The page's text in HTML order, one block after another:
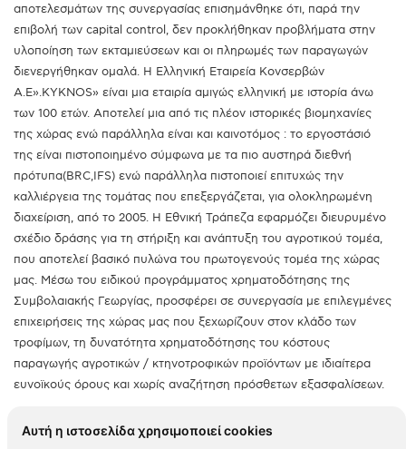
Αυτή η ιστοσελίδα χρησιμοποιεί cookies
αποτελεσμάτων της συνεργασίας επισημάνθηκε ότι, παρά την
επιβολή των capital control, δεν προκλήθηκαν προβλήματα στην
υλοποίηση των εκταμιεύσεων και οι πληρωμές των παραγωγών
διενεργήθηκαν ομαλά. Η Ελληνική Εταιρεία Κονσερβών
Α.Ε».KYKNOS» είναι μια εταιρία αμιγώς ελληνική με ιστορία άνω
των 100 ετών. Αποτελεί μια από τις πλέον ιστορικές βιομηχανίες
της χώρας ενώ παράλληλα είναι και καινοτόμος : το εργοστάσιό
της είναι πιστοποιημένο σύμφωνα με τα πιο αυστηρά διεθνή
πρότυπα(ΒRC,IFS) ενώ παράλληλα πιστοποιεί επιτυχώς την
καλλιέργεια της τομάτας που επεξεργάζεται, για ολοκληρωμένη
διαχείριση, από το 2005. Η Εθνική Τράπεζα εφαρμόζει διευρυμένο
σχέδιο δράσης για τη στήριξη και ανάπτυξη του αγροτικού τομέα,
που αποτελεί βασικό πυλώνα του πρωτογενούς τομέα της χώρας
μας. Μέσω του ειδικού προγράμματος χρηματοδότησης της
Συμβολαιακής Γεωργίας, προσφέρει σε συνεργασία με επιλεγμένες
επιχειρήσεις της χώρας μας που ξεχωρίζουν στον κλάδο των
τροφίμων, τη δυνατότητα χρηματοδότησης του κόστους
παραγωγής αγροτικών / κτηνοτροφικών προϊόντων με ιδιαίτερα
ευνοϊκούς όρους και χωρίς αναζήτηση πρόσθετων εξασφαλίσεων.